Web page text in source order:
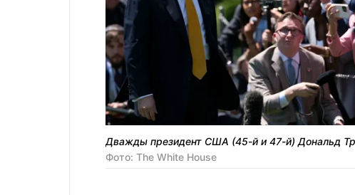
Дважды президент США (45-й и 47-й) Дональд
Фото: The White House